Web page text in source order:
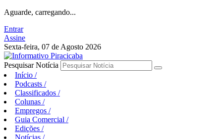
Aguarde, carregando...
Entrar
Assine
Sexta-feira, 07 de Agosto 2026
Pesquisar Notícia
Início /
Podcasts /
Classificados /
Colunas /
Empregos /
Guia Comercial /
Edições /
Notícias /